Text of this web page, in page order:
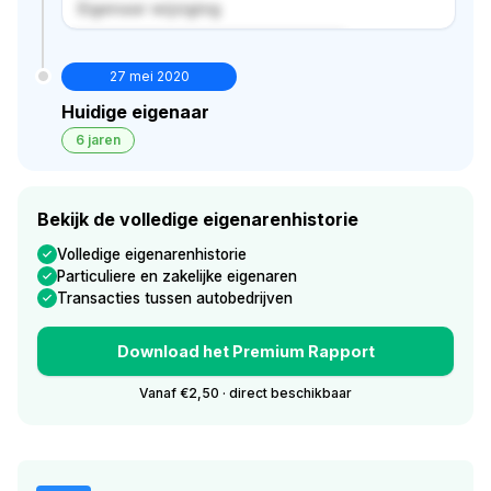
Eigenaar wijziging
27 mei 2020
Huidige eigenaar
6 jaren
Bekijk de volledige eigenarenhistorie
Volledige eigenarenhistorie
Particuliere en zakelijke eigenaren
Transacties tussen autobedrijven
Download het Premium Rapport
Vanaf €2,50 · direct beschikbaar